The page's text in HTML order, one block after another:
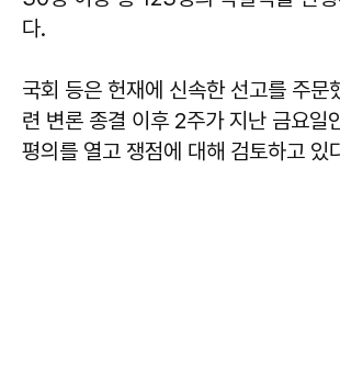
다.
국회 등은 헌재에 신속한 선고를 주문
련 변론 종결 이후 2주가 지난 금요일
평의를 열고 쟁점에 대해 검토하고 있